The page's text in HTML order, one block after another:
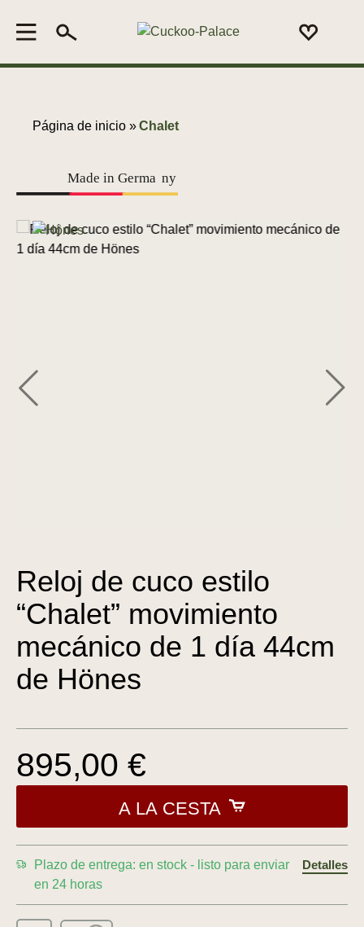
Página de inicio »Chalet
Made in Germa ny
Reloj de cuco estilo
“Chalet” movimiento
mecánico de 1 día 44cm
de Hönes
895,00 €
A LA CESTA
Plazo de entrega: en stock - listo para enviar
en 24 horas
Detalles